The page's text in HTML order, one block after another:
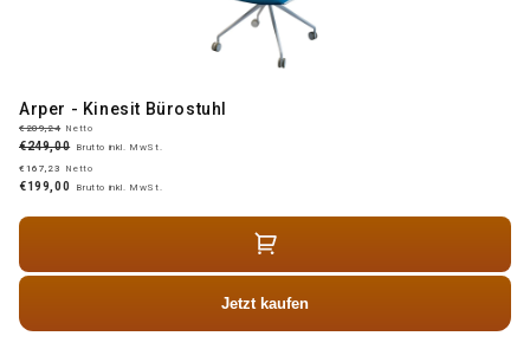
Arper - Kinesit Bürostuhl
€209,24 Netto
€249,00 Brutto inkl. MwSt.
€167,23
Netto
€199,00 Brutto inkl. MwSt.
Jetzt kaufen